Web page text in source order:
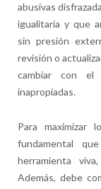
abusivas
igualitaria y que
sin presión
revisión o
cambiar con el
inapropiadas.
Para maximizar
fundamental
herramienta
Además, debe